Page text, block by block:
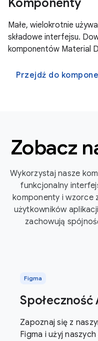
Komponenty
Małe, wielokrotnie
składowe interfejsu.
komponentów Material
Przejdź do
Zobacz
Wykorzystaj nasze
funkcjonalny
komponenty i wzorce
użytkowników
zachowują
Figma
Społeczność
Zapoznaj się z
Figma i użyj